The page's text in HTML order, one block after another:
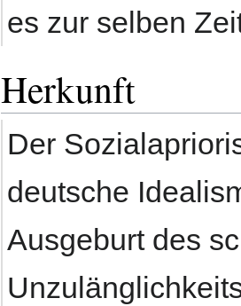
es zur selben
Herkunft
Der
deutsche
Ausgeburt des